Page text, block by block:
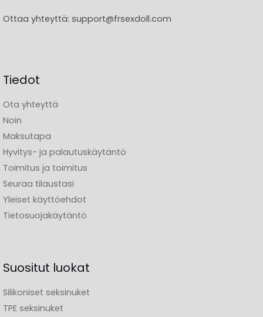
Ottaa yhteyttä: support@frsexdoll.com
Tiedot
Ota yhteyttä
Noin
Maksutapa
Hyvitys- ja palautuskäytäntö
Toimitus ja toimitus
Seuraa tilaustasi
Yleiset käyttöehdot
Tietosuojakäytäntö
Suositut luokat
Silikoniset seksinuket
TPE seksinuket